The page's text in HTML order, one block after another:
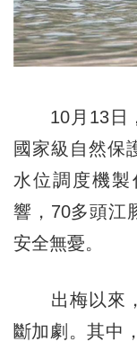
10月13日，
國家級自然保
水位調度機
響，70多頭江
安全無憂。
出梅以來，
斷加劇。其中